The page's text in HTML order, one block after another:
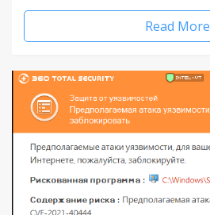
Read More